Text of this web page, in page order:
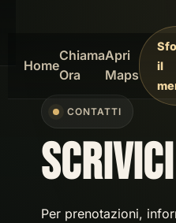
Home
Chiama
Ora
Apri
Maps
il
CONTATTI
Per prenotazioni,